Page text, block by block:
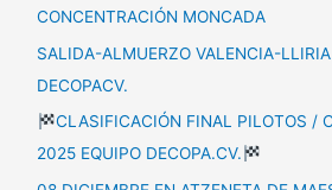
CONCENTRACIÓN MONCADA
SALIDA-ALMUERZO VALENCIA-
DECOPACV.
CLASIFICACIÓN FINAL PILOTOS /
2025 EQUIPO DECOPA.CV.